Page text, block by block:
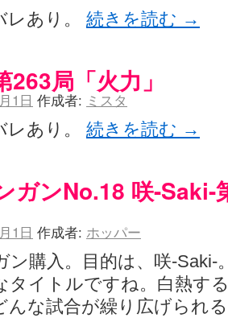
レあり。 続きを読む →
局「火力」
1日 作成者: ミスタ
レあり。 続きを読む →
ガンNo.18 咲-Saki-
1日 作成者: ホッパー
ン購入。目的は、咲-Saki-
タイトルですね。白熱す
んな試合が繰り広げられ